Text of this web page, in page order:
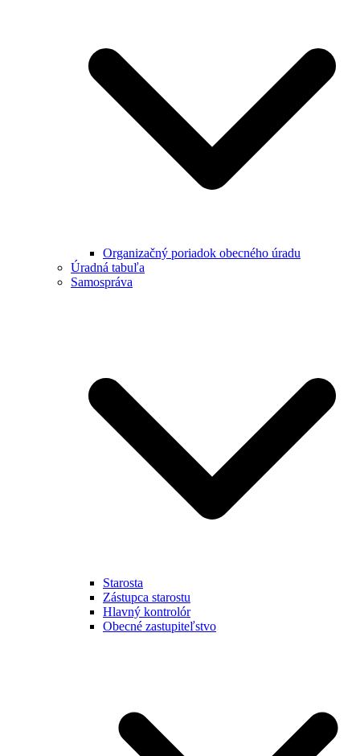
Organizačný poriadok obecného úradu
Úradná tabuľa
Samospráva
Starosta
Zástupca starostu
Hlavný kontrolór
Obecné zastupiteľstvo